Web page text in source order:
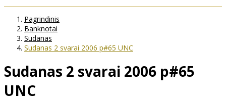
Pagrindinis
Banknotai
Sudanas
Sudanas 2 svarai 2006 p#65 UNC
Sudanas 2 svarai 2006 p#65
UNC